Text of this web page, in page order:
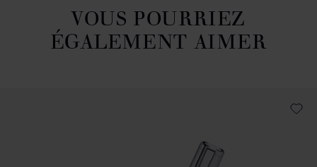
VOUS POURRIEZ
ÉGALEMENT AIMER